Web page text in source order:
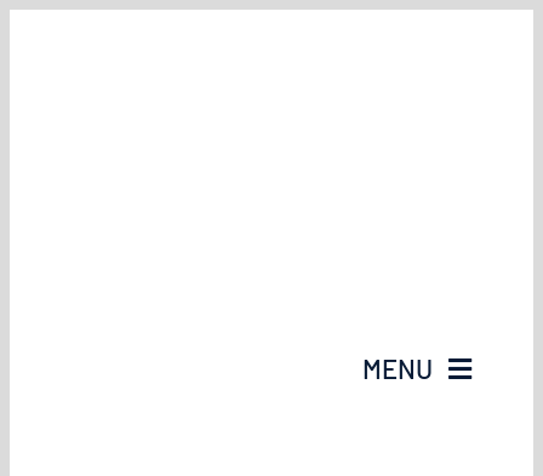
MENU